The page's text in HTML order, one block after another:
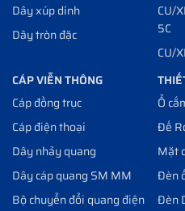
Dây xúp dính
Dây tròn đặc
CU/
5C
CU/
CÁP VIỄN THÔNG
Cáp đồng trục
Cáp điện thoại
Dây nhảy quang
Dây cáp quang SM MM
Bộ chuyển đổi quang điện
Ổ
Đế
Mặt
Đèn
Đèn